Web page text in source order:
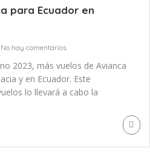
para Ecuador en
No hay comentarios
2023, más vuelos de Avianca
y en Ecuador. Este
lo llevará a cabo la
de año, específicamente
con la pre –